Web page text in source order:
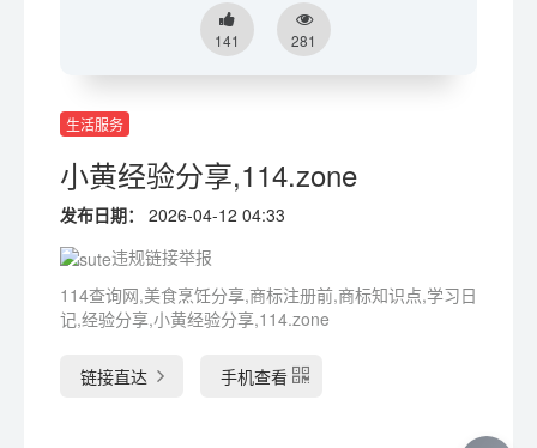
141 281
生活服务
小黄经验分享,114.zone
发布日期：
2026-04-12 04:33
违规链接举报
114查询网,美食烹饪分享,商标注册前,商标知识点,学习日
记,经验分享,小黄经验分享,114.zone
链接直达 手机查看